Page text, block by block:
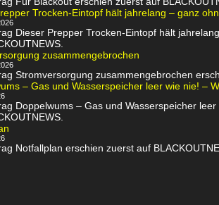
Trocken-Eintopf hält jahrelang – ganz
Dieser Prepper Trocken-Eintopf hält
zusammengebrochen
Stromversorgung zusammengebrochen
– Gas und Wasserspeicher leer wie nie! –
Doppelwums – Gas und Wasserspeicher
Notfallplan erschien zuerst auf